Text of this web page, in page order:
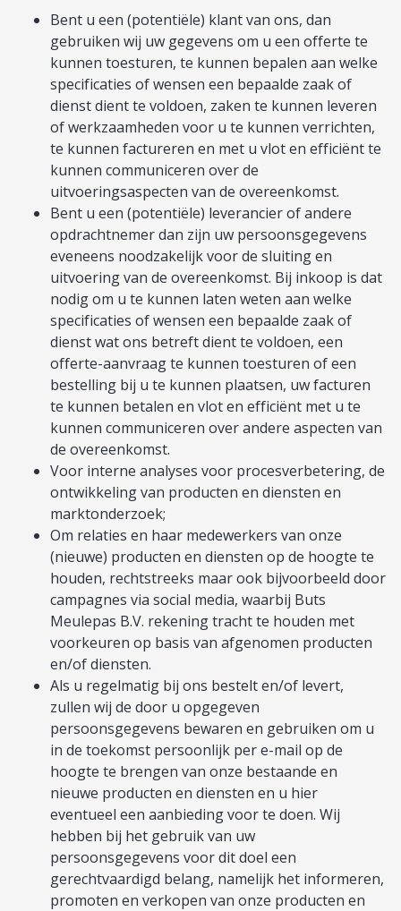
Bent u een (potentiële) klant van ons, dan
gebruiken wij uw gegevens om u een offerte te
kunnen toesturen, te kunnen bepalen aan welke
specificaties of wensen een bepaalde zaak of
dienst dient te voldoen, zaken te kunnen leveren
of werkzaamheden voor u te kunnen verrichten,
te kunnen factureren en met u vlot en efficiënt te
kunnen communiceren over de
uitvoeringsaspecten van de overeenkomst.
Bent u een (potentiële) leverancier of andere
opdrachtnemer dan zijn uw persoonsgegevens
eveneens noodzakelijk voor de sluiting en
uitvoering van de overeenkomst. Bij inkoop is dat
nodig om u te kunnen laten weten aan welke
specificaties of wensen een bepaalde zaak of
dienst wat ons betreft dient te voldoen, een
offerte-aanvraag te kunnen toesturen of een
bestelling bij u te kunnen plaatsen, uw facturen
te kunnen betalen en vlot en efficiënt met u te
kunnen communiceren over andere aspecten van
de overeenkomst.
Voor interne analyses voor procesverbetering, de
ontwikkeling van producten en diensten en
marktonderzoek;
Om relaties en haar medewerkers van onze
(nieuwe) producten en diensten op de hoogte te
houden, rechtstreeks maar ook bijvoorbeeld door
campagnes via social media, waarbij Buts
Meulepas B.V. rekening tracht te houden met
voorkeuren op basis van afgenomen producten
en/of diensten.
Als u regelmatig bij ons bestelt en/of levert,
zullen wij de door u opgegeven
persoonsgegevens bewaren en gebruiken om u
in de toekomst persoonlijk per e-mail op de
hoogte te brengen van onze bestaande en
nieuwe producten en diensten en u hier
eventueel een aanbieding voor te doen. Wij
hebben bij het gebruik van uw
persoonsgegevens voor dit doel een
gerechtvaardigd belang, namelijk het informeren,
promoten en verkopen van onze producten en